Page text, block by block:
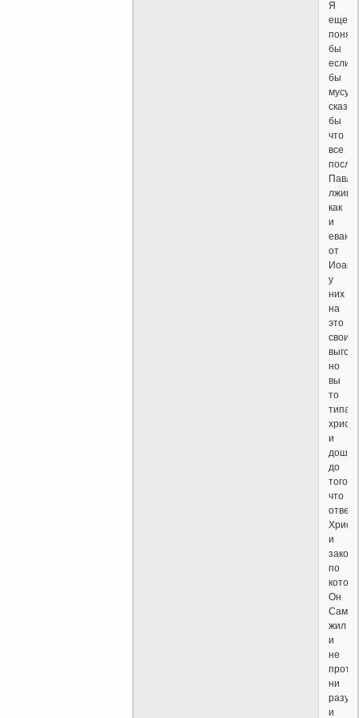
Я
еще
понял
бы
если
бы
сказал
бы
что
все
Павла
лживы
как
и
от
у
них
на
это
свои
но
вы
то
типа
и
дошли
до
того
что
и
закон
по
Он
Сам
жил
и
не
ни
разу
и